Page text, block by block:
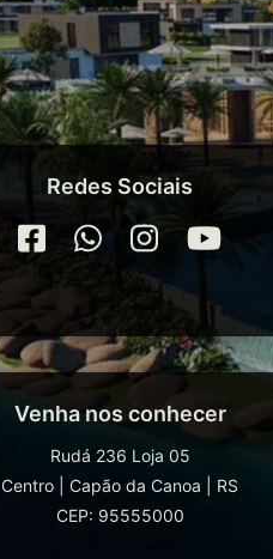
Redes Sociais
Venha nos conhecer
Rudá 236 Loja 05
Centro
Capão da Canoa
RS
CEP: 95555000